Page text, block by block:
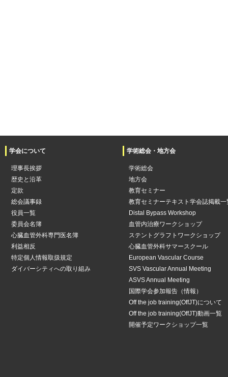
学会について
理事長挨拶
歴史と沿革
定款
総会議事録
役員一覧
委員会名簿
心臓血管外科専門医名簿
利益相反
特定個人情報取扱規定
ダイバーシティへの取り組み
学術総会・地方会
学術総会
地方会
教育セミナー
教育セミナーテキスト学会誌掲載一
Distal Bypass Workshop
血管内治療ワークショップ
ステントグラフトワークショップ
心臓血管外科サマースクール
European Vascular Course
SVS Vascular Annual Meeting
ASVS Annual Meeting
国際学会参加報告（情報）
Off the job training(OffJT)について
Off the job training(OffJT)動画一覧
開催予定ワークショップ一覧